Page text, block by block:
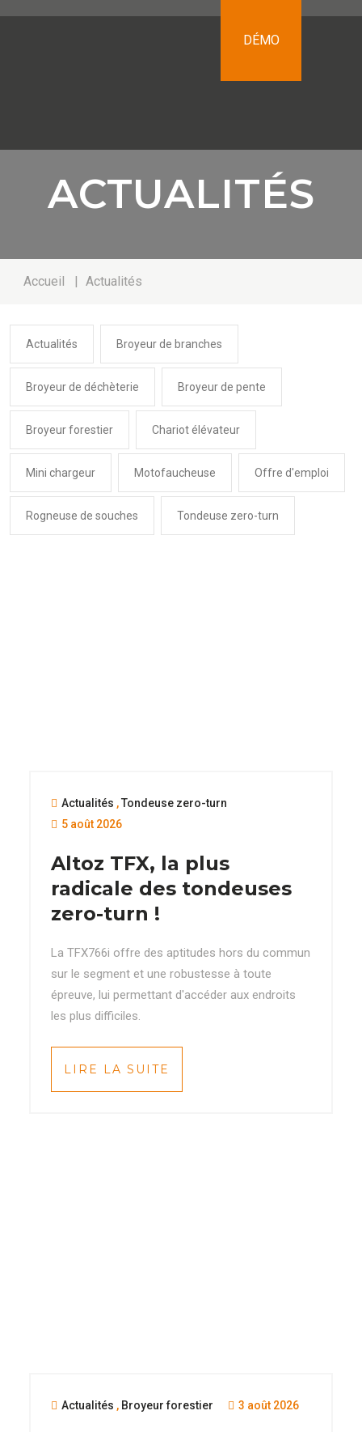
DÉMO
ACTUALITÉS
Accueil | Actualités
Actualités Broyeur de branches
Broyeur de déchèterie Broyeur de pente
Broyeur forestier Chariot élévateur
Mini chargeur Motofaucheuse Offre d'emploi
Rogneuse de souches Tondeuse zero-turn
Actualités ,Tondeuse zero-turn
5 août 2026
Altoz TFX, la plus
radicale des tondeuses
zero-turn !
La TFX766i offre des aptitudes hors du commun
sur le segment et une robustesse à toute
épreuve, lui permettant d'accéder aux endroits
les plus difficiles.
LIRE LA SUITE
Actualités , Broyeur forestier 3 août 2026